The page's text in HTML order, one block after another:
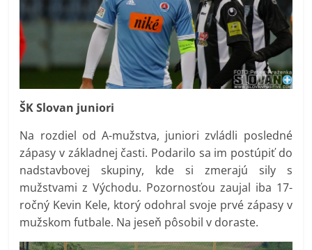
ŠK Slovan juniori
Na rozdiel od A-mužstva, juniori zvládli posledné
zápasy v základnej časti. Podarilo sa im postúpiť do
nadstavbovej skupiny, kde si zmerajú sily s
mužstvami z Východu. Pozornosťou zaujal iba 17-
ročný Kevin Kele, ktorý odohral svoje prvé zápasy v
mužskom futbale. Na jeseň pôsobil v doraste.